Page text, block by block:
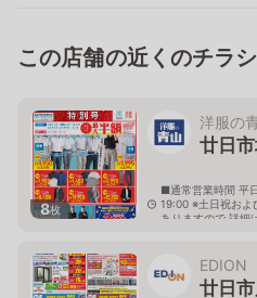
この店舗の近くのチラシ
8枚
洋服の
廿日
■通常営業時間 平
19:00 ※土日祝およ
ありますので 詳細
EDION
廿日